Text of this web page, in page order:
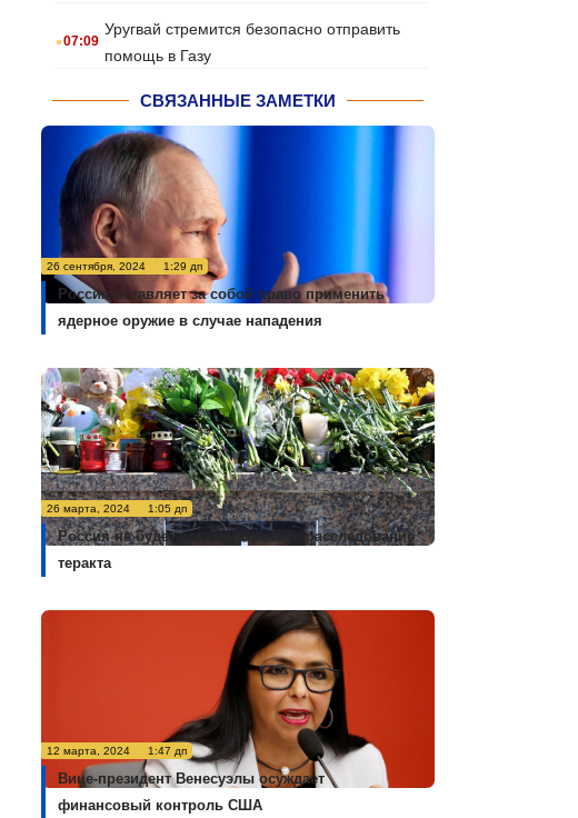
.07:09
Уругвай стремится безопасно отправить
помощь в Газу
СВЯЗАННЫЕ ЗАМЕТКИ
26 сентября, 2024 1:29 дп
Россия оставляет за собой право применить
ядерное оружие в случае нападения
26 марта, 2024 1:05 дп
Россия не будет комментировать расследование
теракта
12 марта, 2024 1:47 дп
Вице-президент Венесуэлы осуждает
финансовый контроль США